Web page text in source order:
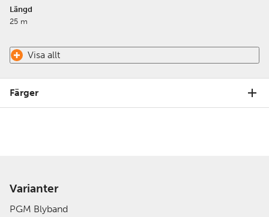
Längd
25 m
Visa allt
Färger
Varianter
PGM Blyband